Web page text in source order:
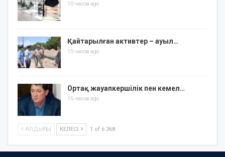
10 часов ago
Қайтарылған активтер – ауыл…
15 часов ago
Ортақ жауапкершілік пен кемел…
15 часов ago
АЛДЫҢҒЫ КЕЛЕСІ 1 of 6 368